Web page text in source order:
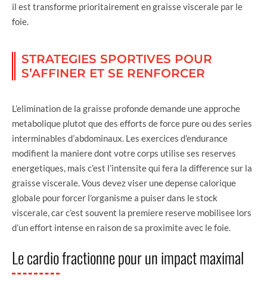
il est transforme prioritairement en graisse viscerale par le
foie.
STRATEGIES SPORTIVES POUR
S’AFFINER ET SE RENFORCER
L’elimination de la graisse profonde demande une approche
metabolique plutot que des efforts de force pure ou des series
interminables d’abdominaux. Les exercices d’endurance
modifient la maniere dont votre corps utilise ses reserves
energetiques, mais c’est l’intensite qui fera la difference sur la
graisse viscerale. Vous devez viser une depense calorique
globale pour forcer l’organisme a puiser dans le stock
viscerale, car c’est souvent la premiere reserve mobilisee lors
d’un effort intense en raison de sa proximite avec le foie.
Le cardio fractionne pour un impact maximal